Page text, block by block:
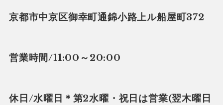
京都市中京区御幸町通錦小路上ル船屋町372
営業時間/11:00～20:00
休日/水曜日＊第2水曜・祝日は営業(翌木曜日